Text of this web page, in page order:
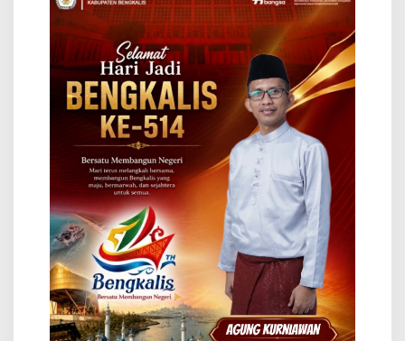
a
k
s
a
n
a
k
a
n
S
e
t
e
l
a
h
I
d
u
l